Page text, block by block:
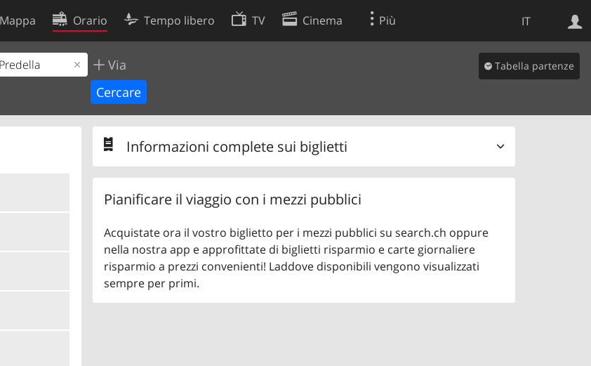
IT
Mappa Orario Tempo libero TV Cinema Più
Via Tabella partenze
Informazioni complete sui biglietti
Pianificare il viaggio con i mezzi pubblici
Acquistate ora il vostro biglietto per i mezzi pubblici su search.ch oppure
nella nostra app e approfittate di biglietti risparmio e carte giornaliere
risparmio a prezzi convenienti! Laddove disponibili vengono visualizzati
sempre per primi.
Politica sui cookie
Preferenze cookie